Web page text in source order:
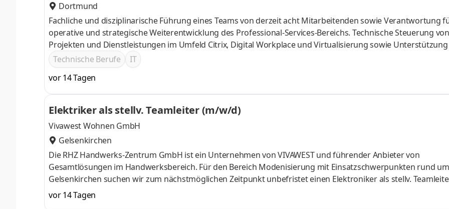
Dortmund
Fachliche und disziplinarische Führung eines Teams von derzeit acht Mitarbeitenden sowie Verantwortung
operative und strategische Weiterentwicklung des Professional-Services-Bereichs. Technische Steuerung von
Projekten und Dienstleistungen im Umfeld Citrix, Digital Workplace und Virtualisierung sowie
Erstellung von Angeboten und technischen Lösungskonzepten. Forecast-, Ressourcen- und
innerhalb des Teams sowie wirtschaftliche Steuerung des Verantwortungsbereichs inklusive KPI-Monitoring.
Technische Berufe
IT
vor 14 Tagen
Elektriker als stellv. Teamleiter (m/w/d)
Vivawest Wohnen GmbH
Gelsenkirchen
Die RHZ Handwerks-Zentrum GmbH ist ein Unternehmen von VIVAWEST und führender Anbieter von
Gesamtlösungen im Handwerksbereich. Für den Bereich Modenisierung mit Einsatzschwerpunkten rund um
Gelsenkirchen suchen wir zum nächstmöglichen Zeitpunkt unbefristet einen Elektroniker als stellv.
(m/w/d). Aufgaben Modernisierung von Wohnungen im bewohnten und unbewohnten Zustand
Elektrische Anlagen einbauen und betriebsfertig machen Warten und Reparieren von stromgeführten
vor 14 Tagen